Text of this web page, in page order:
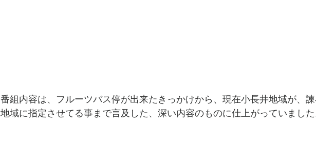
番組内容は、フルーツバス停が出来たきっかけから、現在小長井地域が、
地域に指定させてる事まで言及した、深い内容のものに仕上がっていました